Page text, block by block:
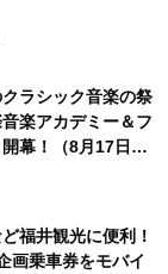
クラシック音楽の祭
楽アカデミー＆フ
幕！（8月17日か
福井観光に便利！
画乗車券をモバイ